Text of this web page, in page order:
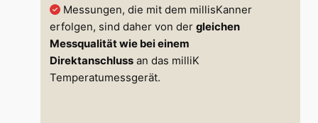
Messungen, die mit dem millisKanner
erfolgen, sind daher von dergleichen
Messqualität wie bei einem
Direktanschluss an das milliK
Temperatumessgerät.